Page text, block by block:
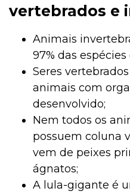
vertebrados e
Animais
97% das
Seres
animais com
desenvolvido;
Nem todos os
possuem coluna
vem de peixes
ágnatos;
A lula-gigante é